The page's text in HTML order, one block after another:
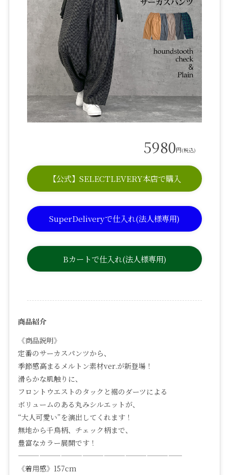
5980円(税込)
【公式】SELECTLEVERY本店で購入
SuperDeliveryで仕入れ(法人様専用)
Bカートで仕入れ(法人様専用)
商品紹介
《商品説明》
定番のサーカスパンツから、
季節感高まるメルトン素材ver.が新登場！
滑らかな肌触りに、
フロントウエストのタックと裾のダーツによる
ボリュームのある丸みシルエットが、
“大人可愛い”を演出してくれます！
無地から千鳥柄、チェック柄まで、
豊富なカラー展開です！
———————————————————————
《着用感》157cm